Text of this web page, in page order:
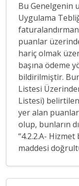
Bu Genelgenin
Uygulama
puanlar
hariç olmak
başına ödeme
bildirilmiştir.
Listesi
Listesi)
yer alan
olup, bunların
“4.2.2.A- Hizmet
maddesi